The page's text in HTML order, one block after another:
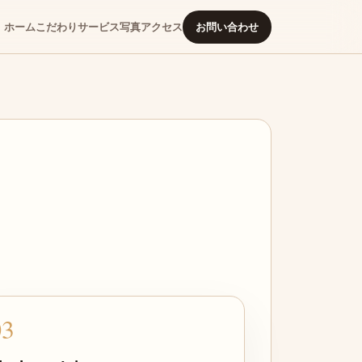
ホームこだわりサービス写真アクセス お問い合わせ